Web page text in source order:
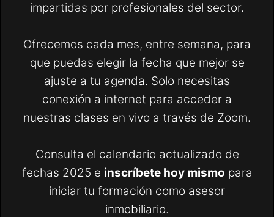
impartidas por profesionales del sector.
Ofrecemos cada mes, entre semana, para
que puedas elegir la fecha que mejor se
ajuste a tu agenda. Solo necesitas
conexión a internet para acceder a
nuestras clases en vivo a través de Zoom.
Consulta el calendario actualizado de
fechas 2025 e inscríbete hoy mismo para
iniciar tu formación como asesor
inmobiliario.